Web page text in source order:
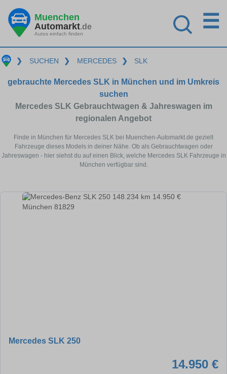
Muenchen
Automarkt.de
Autos einfach finden
☰
❯ SUCHEN ❯ MERCEDES ❯ SLK
gebrauchte Mercedes SLK in München und im Umkreis
suchen
Mercedes SLK Gebrauchtwagen & Jahreswagen im
regionalen Angebot
Finde in München für Mercedes SLK bei Muenchen-Automarkt.de gezielt
Fahrzeuge dieses Models in deiner Nähe. Ob als Gebrauchtwagen oder
Jahreswagen - hier siehst du auf einen Blick, welche Mercedes SLK Fahrzeuge in
München verfügbar sind.
Mercedes SLK 250
14.950 €